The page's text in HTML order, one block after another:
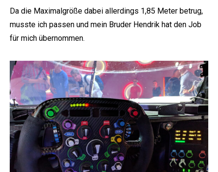
Da die Maximalgröße dabei allerdings 1,85 Meter betrug,
musste ich passen und mein Bruder Hendrik hat den Job
für mich übernommen.